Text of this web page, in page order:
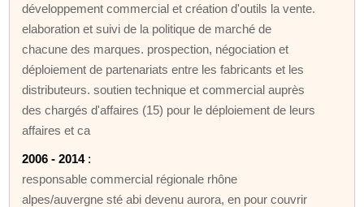
développement commercial et création d'outils la vente.
elaboration et suivi de la politique de marché de
chacune des marques. prospection, négociation et
déploiement de partenariats entre les fabricants et les
distributeurs. soutien technique et commercial auprès
des chargés d'affaires (15) pour le déploiement de leurs
affaires et ca
2006 - 2014:
responsable commercial régionale rhône
alpes/auvergne sté abi devenu aurora, en pour couvrir